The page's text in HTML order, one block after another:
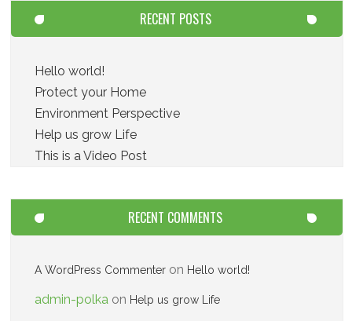
RECENT POSTS
Hello world!
Protect your Home
Environment Perspective
Help us grow Life
This is a Video Post
RECENT COMMENTS
A WordPress Commenter on Hello world!
admin-polka on Help us grow Life